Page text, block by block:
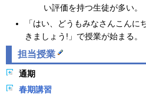
い評価を持つ生徒が多い。
「はい、どうもみなさんこん
きましょう!」で授業が始まる。
担当授業
通期
春期講習